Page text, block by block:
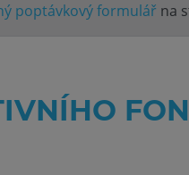
poptávkový formulář na